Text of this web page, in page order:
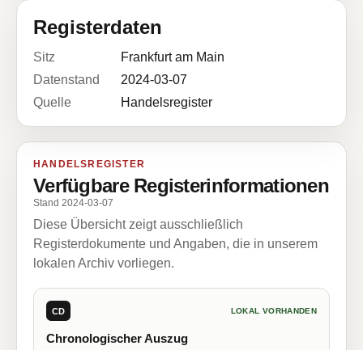
Registerdaten
Sitz
Frankfurt am Main
Datenstand
2024-03-07
Quelle
Handelsregister
HANDELSREGISTER
Verfügbare Registerinformationen
Stand 2024-03-07
Diese Übersicht zeigt ausschließlich
Registerdokumente und Angaben, die in unserem
lokalen Archiv vorliegen.
CD LOKAL VORHANDEN
Chronologischer Auszug